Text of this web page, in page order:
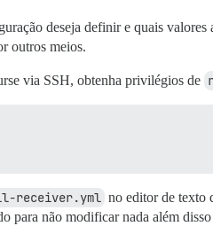
deseja definir e quais
outros meios.
via SSH, obtenha privilégios de
receiver.yml no editor de texto
para não modificar nada além